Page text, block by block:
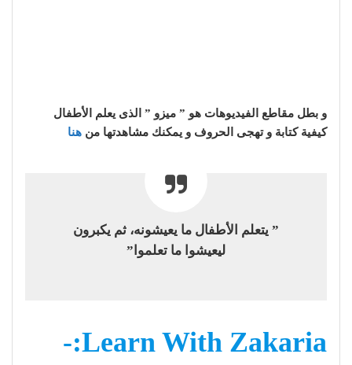
و بطل مقاطع الفيديوهات هو ” ميزو ” الذى يعلم الأطفال
كيفية كتابة و تهجى الحروف و يمكنك مشاهدتها من هنا
” يتعلم الأطفال ما يعيشونه، ثم يكبرون
ليعيشوا ما تعلموا”
Learn With Zakaria:-